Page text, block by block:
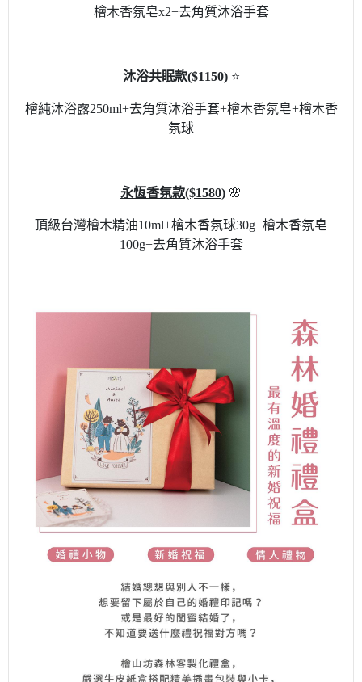
檜木香氛皂x2+去角質沐浴手套
沐浴共眠款($1150) ⭐
檜純沐浴露250ml+去角質沐浴手套+檜木香氛皂+檜木香
氛球
永恆香氛款($1580) 🌸
頂級台灣檜木精油10ml+檜木香氛球30g+檜木香氛皂
100g+去角質沐浴手套